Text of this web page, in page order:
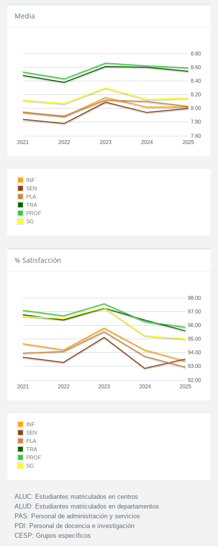
Media
2021 2022 2023 2024 2025
7.60
7.80
8.00
8.20
8.40
8.60
8.80
INF
SEN
PLA
TRA
PROF
SG
% Satisfacción
2021 2022 2023 2024 2025
92.00
93.00
94.00
95.00
96.00
97.00
98.00
INF
SEN
PLA
TRA
PROF
SG
ALUC: Estudiantes matriculados en centros
ALUD: Estudiantes matriculados en departamentos
PAS: Personal de administración y servicios
PDI: Personal de docencia e investigación
CESP: Grupos específicos